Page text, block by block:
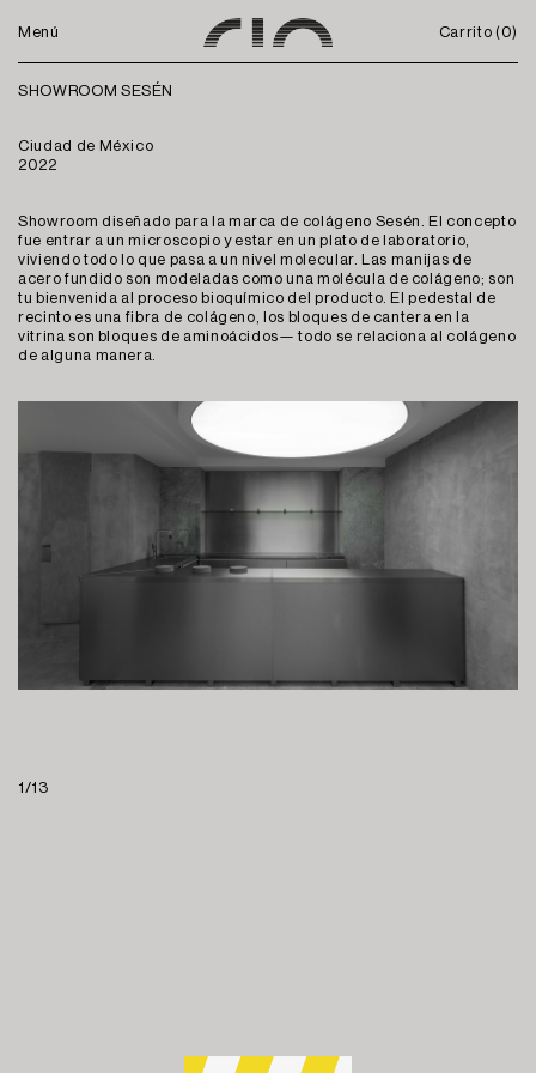
Menú Carrito (0)
SHOWROOM SESÉN
Ciudad de México
2022
Showroom diseñado para la marca de colágeno Sesén. El concepto
fue entrar a un microscopio y estar en un plato de laboratorio,
viviendo todo lo que pasa a un nivel molecular. Las manijas de
acero fundido son modeladas como una molécula de colágeno; son
tu bienvenida al proceso bioquímico del producto. El pedestal de
recinto es una fibra de colágeno, los bloques de cantera en la
vitrina son bloques de aminoácidos— todo se relaciona al colágeno
de alguna manera.
1/13